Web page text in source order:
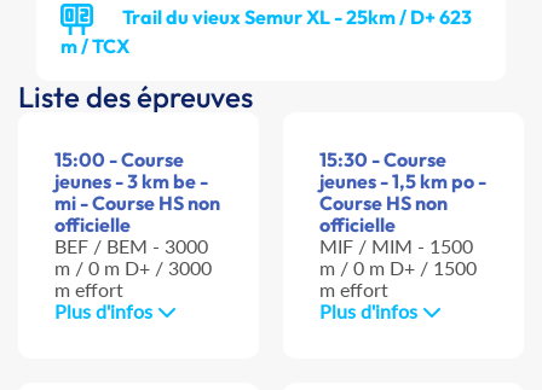
Trail du vieux Semur XL - 25km / D+ 623
m / TCX
Liste des épreuves
15:00 - Course
jeunes - 3 km be -
mi - Course HS non
officielle
BEF / BEM - 3000
m / 0 m D+ / 3000
m effort
Plus d'infos
15:30 - Course
jeunes - 1,5 km po -
Course HS non
officielle
MIF / MIM - 1500
m / 0 m D+ / 1500
m effort
Plus d'infos